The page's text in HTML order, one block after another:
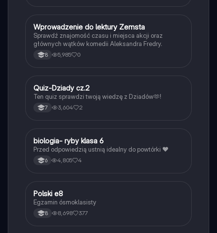
WJęzyk polski
Wprowadzenie do lektury Zemsta
Sprawdź znajomość czasu i miejsca akcji oraz
głównych wątków komedii Aleksandra Fredry.
8 5,985 0
QJęzyk polski
Quiz-Dziady cz.2
Ten quiz sprawdzi twoją wiedzę z Dziadów🫶!
7 3,604 2
BBiologia
biologia- ryby klasa 6
Przed odpowiedzią ustnią idealny do powtórki ❤️
6 4,805 4
Język polski
Polski e8
Egzamin ósmoklasisty
8 8,698 377